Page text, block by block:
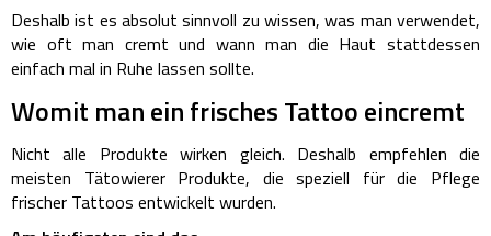
Deshalb ist es absolut sinnvoll zu wissen, was man verwendet,
wie oft man cremt und wann man die Haut stattdessen
einfach mal in Ruhe lassen sollte.
Womit man ein frisches Tattoo eincremt
Nicht alle Produkte wirken gleich. Deshalb empfehlen die
meisten Tätowierer Produkte, die speziell für die Pflege
frischer Tattoos entwickelt wurden.